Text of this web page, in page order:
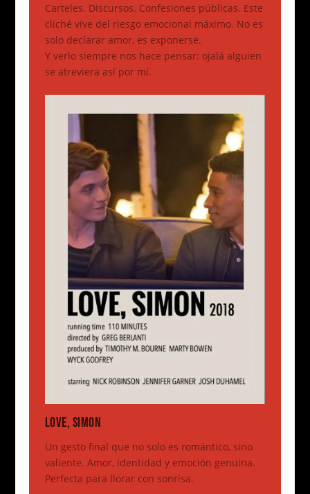
Carteles. Discursos. Confesiones públicas. Este
cliché vive del riesgo emocional máximo. No es
solo declarar amor, es exponerse.
Y verlo siempre nos hace pensar: ojalá alguien
se atreviera así por mí.
LOVE, SIMON
Un gesto final que no solo es romántico, sino
valiente. Amor, identidad y emoción genuina.
Perfecta para llorar con sonrisa.